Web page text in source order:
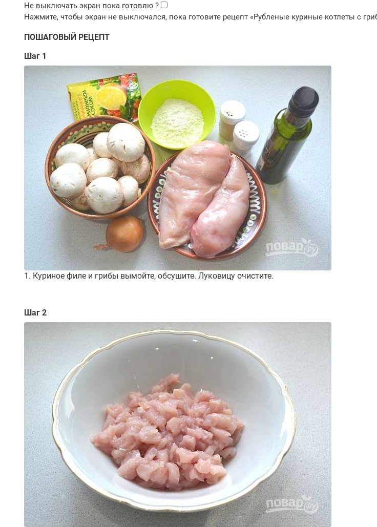
ПОШАГОВЫЙ РЕЦЕПТ
Шаг 1
1. Куриное филе и грибы вымойте, обсушите. Луковицу очистите.
Шаг 2